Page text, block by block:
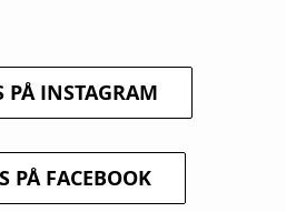
PÅ INSTAGRAM
PÅ FACEBOOK